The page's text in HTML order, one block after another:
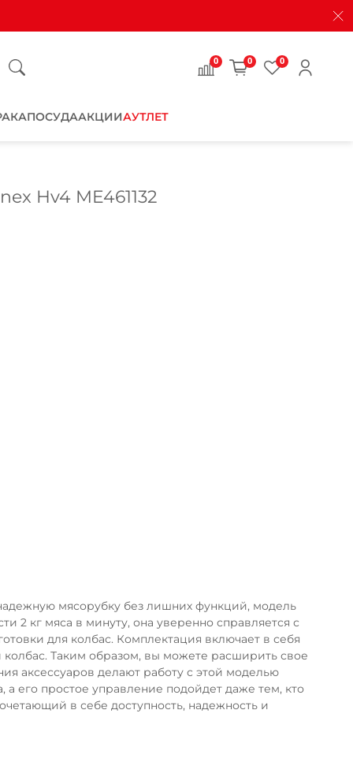
0 0 0
ПОСУДААКЦИИАУТЛЕТ
Hv4 ME461132
мясорубку без лишних функций, модель
2 кг мяса в минуту, она уверенно справляется с
для колбас. Комплектация включает в себя
Таким образом, вы можете расширить свое
аксессуаров делают работу с этой моделью
его простое управление подойдет даже тем, кто
в себе доступность, надежность и